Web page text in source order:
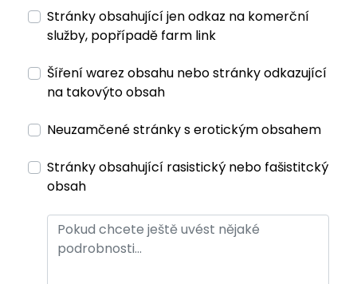
Stránky obsahující jen odkaz na komerční
služby, popřípadě farm link
Šíření warez obsahu nebo stránky odkazující
na takovýto obsah
Neuzamčené stránky s erotickým obsahem
Stránky obsahující rasistický nebo fašistitcký
obsah